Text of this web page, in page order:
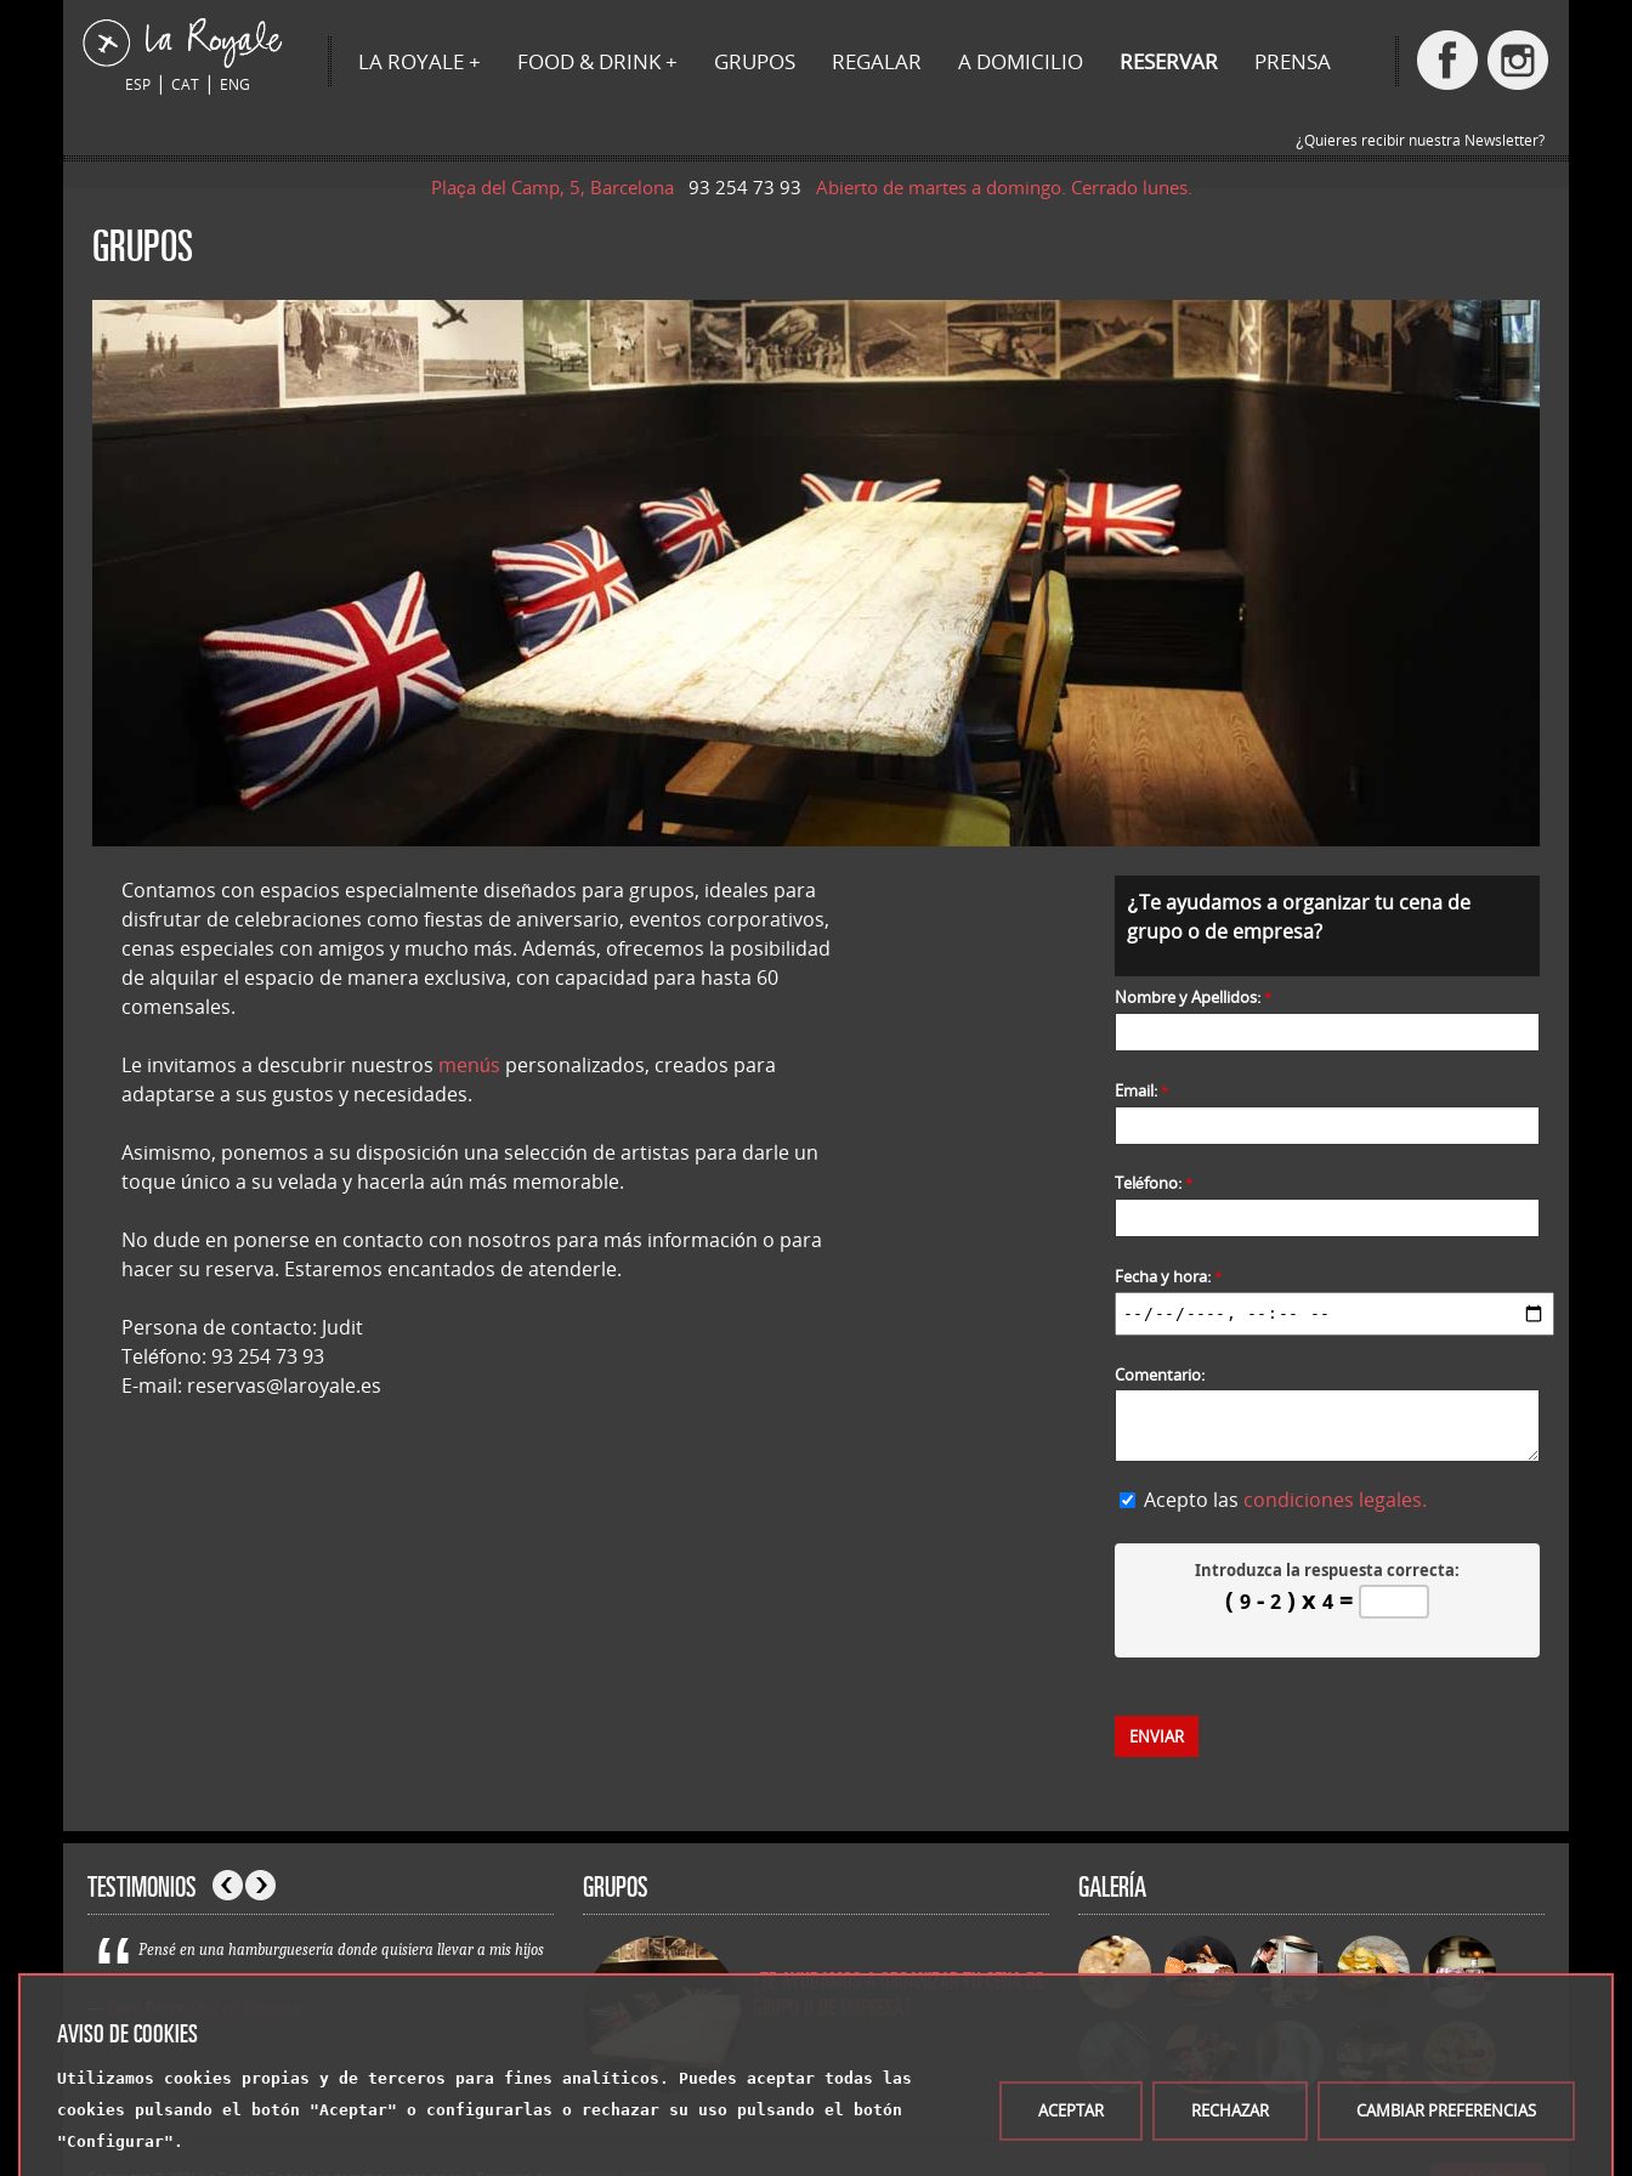
ESP| CAT| ENG
LA ROYALE FOOD & DRINK GRUPOS REGALAR A DOMICILIO RESERVAR PRENSA
¿Quieres recibir nuestra Newsletter?
Plaça del Camp, 5, Barcelona 93 254 73 93 Abierto de martes a domingo. Cerrado lunes.
GRUPOS
Contamos con espacios especialmente diseñados para grupos, ideales para
disfrutar de celebraciones como fiestas de aniversario, eventos corporativos,
cenas especiales con amigos y mucho más. Además, ofrecemos la posibilidad
de alquilar el espacio de manera exclusiva, con capacidad para hasta 60
comensales.
Le invitamos a descubrir nuestros menús personalizados, creados para
adaptarse a sus gustos y necesidades.
Asimismo, ponemos a su disposición una selección de artistas para darle un
toque único a su velada y hacerla aún más memorable.
No dude en ponerse en contacto con nosotros para más información o para
hacer su reserva. Estaremos encantados de atenderle.
Persona de contacto: Judit
Teléfono: 93 254 73 93
E-mail: reservas@laroyale.es
¿Te ayudamos a organizar tu cena de
grupo o de empresa?
Nombre y Apellidos:*
Email:*
Teléfono:*
Fecha y hora:*
Comentario:
Acepto las condiciones legales.
Introduzca la respuesta correcta:
( 9- 2) x 4=
TESTIMONIOS
Pensé en una hamburguesería donde quisiera llevar a mis hijos
AnteriorSiguiente GRUPOS
¿TE AYUDAMOS A ORGANIZAR TU CENA DE
GALERÍA
AVISO DE COOKIES
Utilizamos cookies propias y de terceros para fines analíticos. Puedes aceptar todas las
cookies pulsando el botón "Aceptar" o configurarlas o rechazar su uso pulsando el botón
"Configurar".
ACEPTAR RECHAZAR CAMBIAR PREFERENCIAS